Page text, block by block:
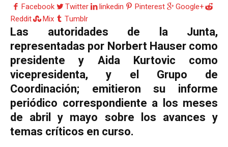
Facebook
Twitter linkedin Pinterest
Google+
Reddit
Mix Tumblr
Las autoridades de la Junta,
representadas por Norbert Hauser como
presidente y Aida Kurtovic como
vicepresidenta, y el Grupo de
Coordinación; emitieron su informe
periódico correspondiente a los meses
de abril y mayo sobre los avances y
temas críticos en curso.